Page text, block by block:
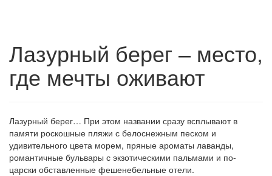
Лазурный берег – место,
где мечты оживают
Лазурный берег… При этом названии сразу всплывают в
памяти роскошные пляжи с белоснежным песком и
удивительного цвета морем, пряные ароматы лаванды,
романтичные бульвары с экзотическими пальмами и по-
царски обставленные фешенебельные отели.